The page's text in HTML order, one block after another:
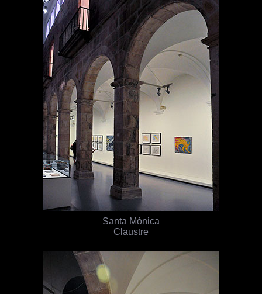
Santa Mònica
Claustre